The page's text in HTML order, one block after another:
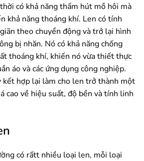
có khả năng thấm hút mồ hôi mà
khả năng thoáng khí. Len có tính
theo chuyển động và trở lại hình
bị nhăn. Nó có khả năng chống
thoáng khí, khiến nó vừa thiết thực
áo và các ứng dụng công nghiệp.
kết hợp lại làm cho len trở thành một
cao về hiệu suất, độ bền và tính linh
có rấtt nhiều loại len, mỗi loại